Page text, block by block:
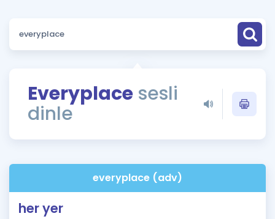
Puan Hesaplama
ÖSYM Sınav Takvimi
Kampanyalar
İngilizce Gramer
Everyplace sesli
dinle
everyplace (adv)
her yer